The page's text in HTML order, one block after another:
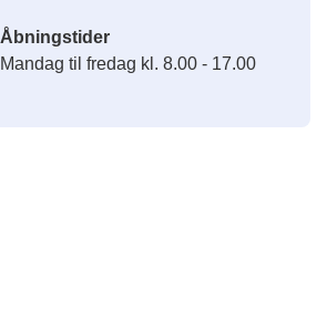
Åbningstider
Mandag til fredag kl. 8.00 - 17.00